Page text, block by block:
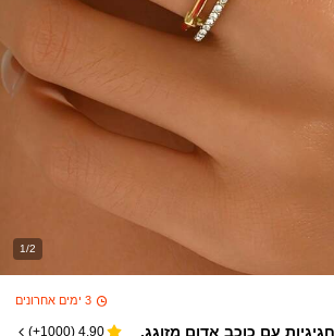
1/2
3 ימים אחרונים
עם כוכב אדום מזוגג,
4.90
(
1000+
)